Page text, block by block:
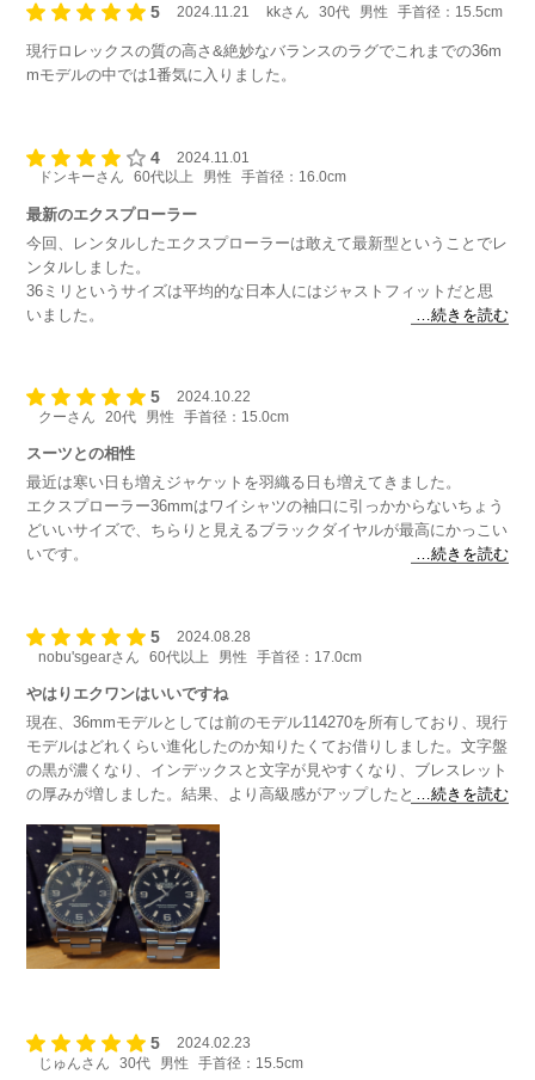
5 2024.11.21 kkさん 30代 男性 手首径：15.5cm
現行ロレックスの質の高さ&絶妙なバランスのラグでこれまでの36m
mモデルの中では1番気に入りました。
4
2024.11.01
ドンキーさん
60代以上 男性 手首径：16.0cm
最新のエクスプローラー
今回、レンタルしたエクスプローラーは敢えて最新型ということでレ
ンタルしました。
36ミリというサイズは平均的な日本人にはジャストフィットだと思
いました。
自分で購入するなら私はこれが良いです。
旧型の36ミリでなら安く購入出来るかと思うがそんなに安くならな
やはり高いですね。しばらくはカリトケさんのお世話になります。
…続きを読む
5
2024.10.22
クーさん
20代 男性 手首径：15.0cm
スーツとの相性
最近は寒い日も増えジャケットを羽織る日も増えてきました。
エクスプローラー36mmはワイシャツの袖口に引っかからないちょう
どいいサイズで、ちらりと見えるブラックダイヤルが最高にかっこい
いです。
…続きを読む
5
2024.08.28
nobu'sgearさん
60代以上 男性 手首径：17.0cm
やはりエクワンはいいですね
現在、36mmモデルとしては前のモデル114270を所有しており、現行
モデルはどれくらい進化したのか知りたくてお借りしました。文字盤
の黒が濃くなり、インデックスと文字が見やすくなり、ブレスレット
の厚みが増しました。結果、より高級感がアップしたと思います。逆
いました。
…続きを読む
5
2024.02.23
じゅんさん
30代 男性 手首径：15.5cm